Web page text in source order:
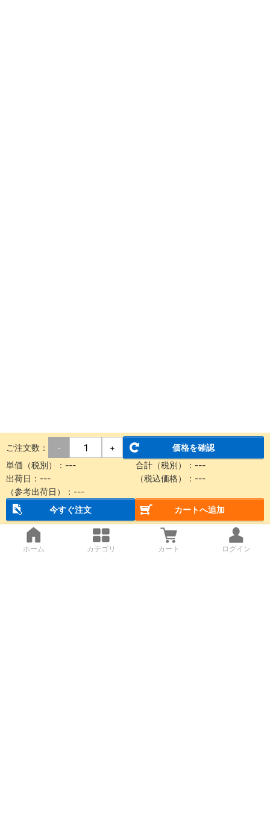
ご注文数： - +
価格を確認
単価（税別）： --- 合計（税別）： ---
出荷日： --- （税込価格）： ---
（参考出荷日）： ---
今すぐ注文
カートへ追加
ホーム カテゴリ カート ログイン